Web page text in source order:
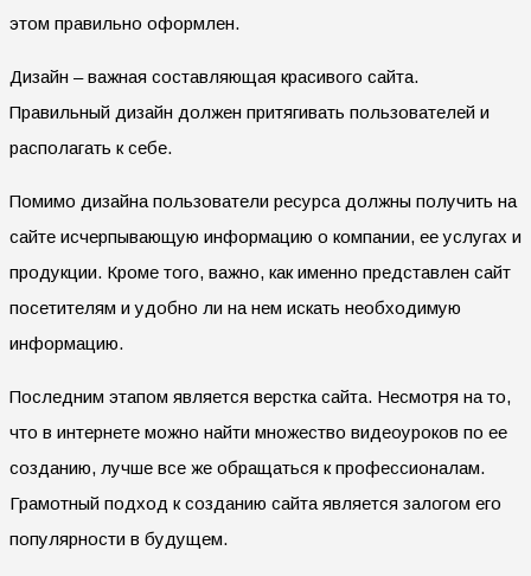
этом правильно оформлен.
Дизайн – важная составляющая красивого сайта.
Правильный дизайн должен притягивать пользователей и
располагать к себе.
Помимо дизайна пользователи ресурса должны получить на
сайте исчерпывающую информацию о компании, ее услугах и
продукции. Кроме того, важно, как именно представлен сайт
посетителям и удобно ли на нем искать необходимую
информацию.
Последним этапом является верстка сайта. Несмотря на то,
что в интернете можно найти множество видеоуроков по ее
созданию, лучше все же обращаться к профессионалам.
Грамотный подход к созданию сайта является залогом его
популярности в будущем.